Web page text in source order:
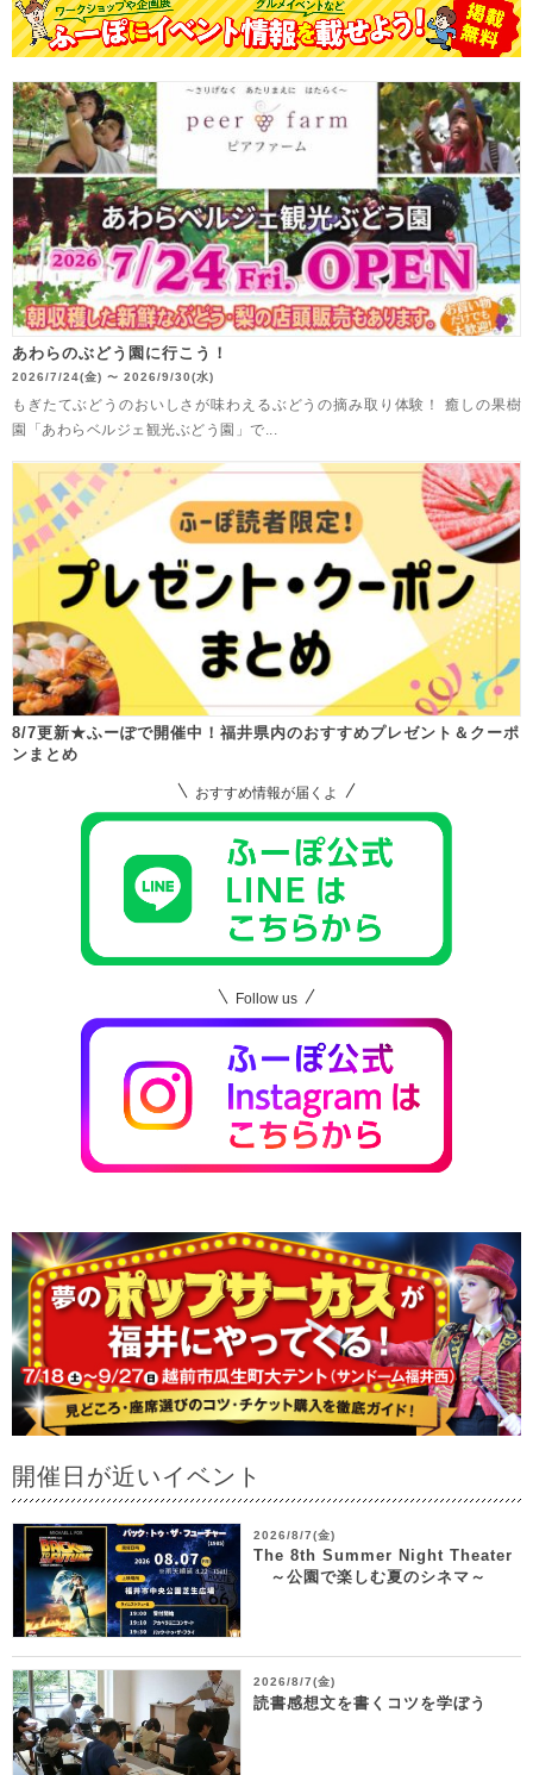
あわらのぶどう園に行こう！
2026/7/24(金) 〜 2026/9/30(水)
もぎたてぶどうのおいしさが味わえるぶどうの摘み取り体験！ 癒しの果樹
園「あわらベルジェ観光ぶどう園」で...
8/7更新★ふーぽで開催中！福井県内のおすすめプレゼント＆クーポ
ンまとめ
おすすめ情報が届くよ
Follow us
開催日が近いイベント
2026/8/7(金)
The 8th Summer Night Theater
～公園で楽しむ夏のシネマ～
2026/8/7(金)
読書感想文を書くコツを学ぼう